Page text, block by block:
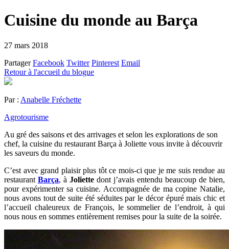
Cuisine du monde au Barça
27 mars 2018
Partager Facebook Twitter Pinterest Email
Retour à l'accueil du blogue
Par : Anabelle Fréchette
Agrotourisme
Au gré des saisons et des arrivages et selon les explorations de son
chef, la cuisine du restaurant Barça à Joliette vous invite à découvrir
les saveurs du monde.
C’est avec grand plaisir plus tôt ce mois-ci que je me suis rendue au
restaurant Barça, à Joliette dont j’avais entendu beaucoup de bien,
pour expérimenter sa cuisine. Accompagnée de ma copine Natalie,
nous avons tout de suite été séduites par le décor épuré mais chic et
l’accueil chaleureux de François, le sommelier de l’endroit, à qui
nous nous en sommes entièrement remises pour la suite de la soirée.